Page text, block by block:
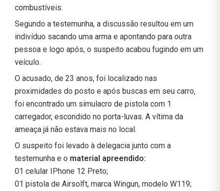
combustíveis.
Segundo a testemunha, a discussão resultou em um
indivíduo sacando uma arma e apontando para outra
pessoa e logo após, o suspeito acabou fugindo em um
veículo.
O acusado, de 23 anos, foi localizado nas
proximidades do posto e após buscas em seu carro,
foi encontrado um simulacro de pistola com 1
carregador, escondido no porta-luvas. A vítima da
ameaça já não estava mais no local.
O suspeito foi levado à delegacia junto com a
testemunha e o material apreendido:
01 celular IPhone 12 Preto;
01 pistola de Airsolft, marca Wingun, modelo W119;